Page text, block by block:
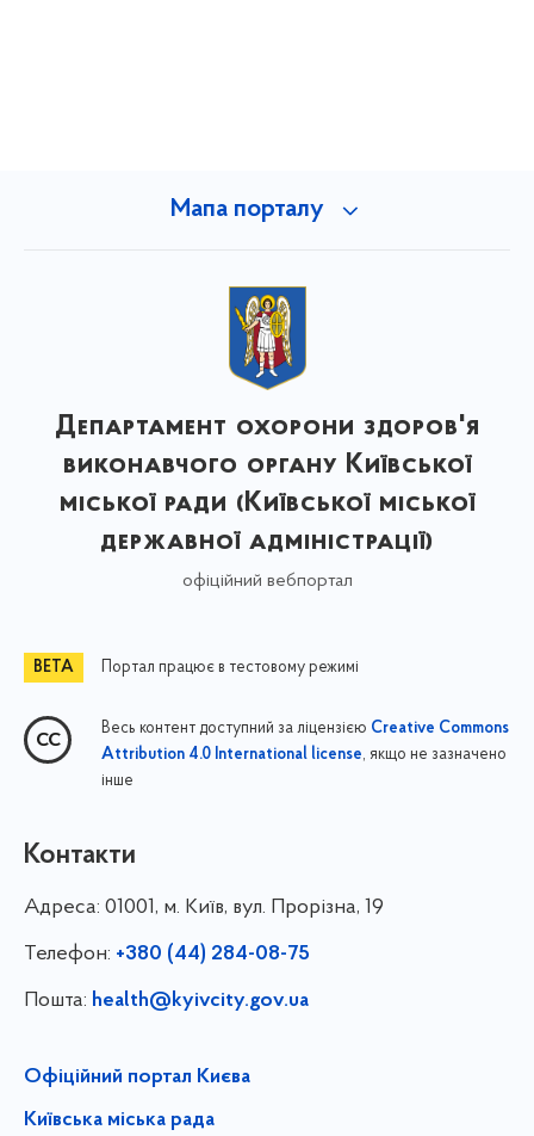
Мапа порталу
Департамент охорони здоров'я
виконавчого органу Київської
міської ради (Київської міської
державної адміністрації)
офіційний вебпортал
Портал працює в тестовому режимі
Весь контент доступний за ліцензією Creative Commons
Attribution 4.0 International license, якщо не зазначено
інше
Контакти
Адреса: 01001, м. Київ, вул. Прорізна, 19
Телефон: +380 (44) 284-08-75
Пошта: health@kyivcity.gov.ua
Офіційний портал Києва
Київська міська рада